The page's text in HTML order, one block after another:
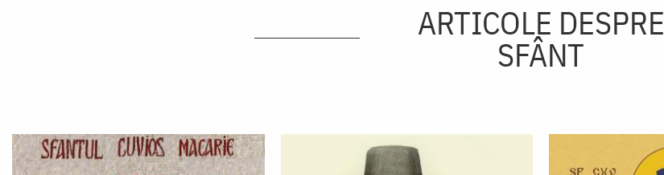
ARTICOLE DESPRE
SFÂNT